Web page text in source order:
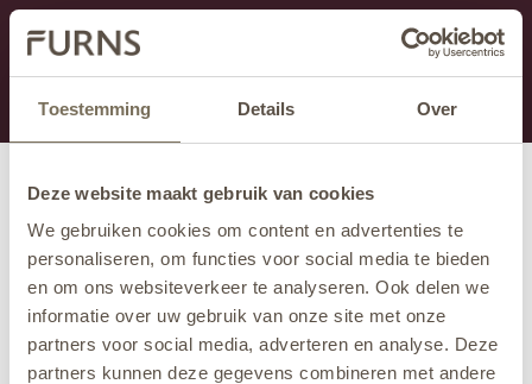
Toestemming Details Over
Deze website maakt gebruik van cookies
We gebruiken cookies om content en advertenties te
personaliseren, om functies voor social media te bieden
en om ons websiteverkeer te analyseren. Ook delen we
informatie over uw gebruik van onze site met onze
partners voor social media, adverteren en analyse. Deze
partners kunnen deze gegevens combineren met andere
This section is currently under maintenance.
If you are missing information, you can call us at +31
413 745 423 or email us at info@furns.com